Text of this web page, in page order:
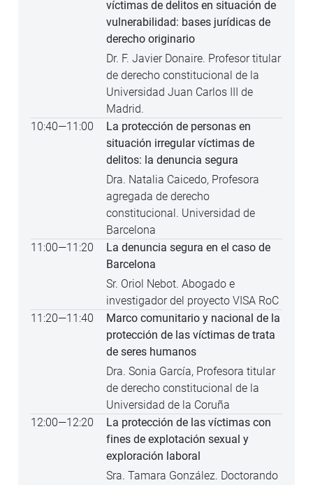
víctimas de delitos en situación de
vulnerabilidad: bases jurídicas de
derecho originario
Dr. F. Javier Donaire. Profesor titular
de derecho constitucional de la
Universidad Juan Carlos III de
Madrid.
10:40—11:00
La protección de personas en
situación irregular víctimas de
delitos: la denuncia segura
Dra. Natalia Caicedo, Profesora
agregada de derecho
constitucional. Universidad de
Barcelona
11:00—11:20
La denuncia segura en el caso de
Barcelona
Sr. Oriol Nebot. Abogado e
investigador del proyecto VISA RoC
11:20—11:40
Marco comunitario y nacional de la
protección de las víctimas de trata
de seres humanos
Dra. Sonia García, Profesora titular
de derecho constitucional de la
Universidad de la Coruña
12:00—12:20
La protección de las víctimas con
fines de explotación sexual y
exploración laboral
Sra. Tamara González. Doctorando